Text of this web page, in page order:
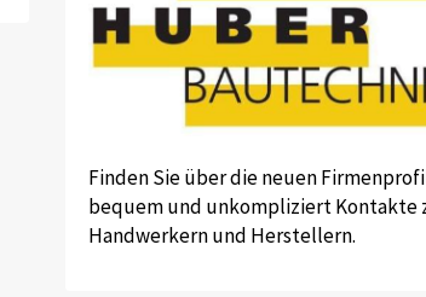
Finden Sie über die neuen
bequem und unkompliziert Kontakte
Handwerkern und Herstellern.